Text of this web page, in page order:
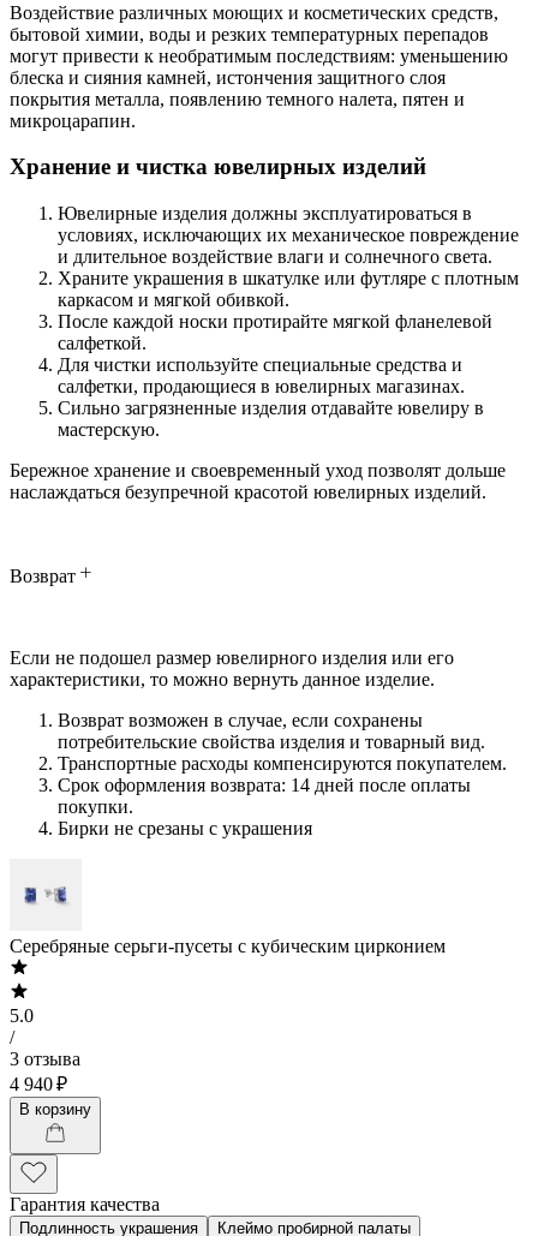
Воздействие различных моющих и косметических средств,
бытовой химии, воды и резких температурных перепадов
могут привести к необратимым последствиям: уменьшению
блеска и сияния камней, истончения защитного слоя
покрытия металла, появлению темного налета, пятен и
микроцарапин.
Хранение и чистка ювелирных изделий
Ювелирные изделия должны эксплуатироваться в
условиях, исключающих их механическое повреждение
и длительное воздействие влаги и солнечного света.
Храните украшения в шкатулке или футляре с плотным
каркасом и мягкой обивкой.
После каждой носки протирайте мягкой фланелевой
салфеткой.
Для чистки используйте специальные средства и
салфетки, продающиеся в ювелирных магазинах.
Сильно загрязненные изделия отдавайте ювелиру в
мастерскую.
Бережное хранение и своевременный уход позволят дольше
наслаждаться безупречной красотой ювелирных изделий.
Возврат
Если не подошел размер ювелирного изделия или его
характеристики, то можно вернуть данное изделие.
Возврат возможен в случае, если сохранены
потребительские свойства изделия и товарный вид.
Транспортные расходы компенсируются покупателем.
Срок оформления возврата: 14 дней после оплаты
покупки.
Бирки не срезаны с украшения
Серебряные серьги-пусеты с кубическим цирконием
5.0
/
3 отзыва
4 940 ₽
В корзину
Гарантия качества
Подлинность украшения
Клеймо пробирной палаты